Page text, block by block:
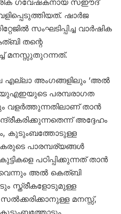
ഗവേഷകനായ സഈദ്
ഷാർജ
സംഘടിപ്പിച്ച വാർഷിക
തന്റെ
മനസ്സുതുറന്നത്.
എല്ലാ അംഗങ്ങളിലും ‘അൽ
യുഎഇയുടെ പരമ്പരാഗത
വളർത്തുന്നതിലാണ് താൻ
അദ്ദേഹം
കുടുംബത്തോടുള്ള
പാരമ്പര്യങ്ങൾ
പഠിപ്പിക്കുന്നത് താൻ
അൽ കെത്ബി
സ്ത്രീകളോടുമുള്ള
മനസ്സ്,